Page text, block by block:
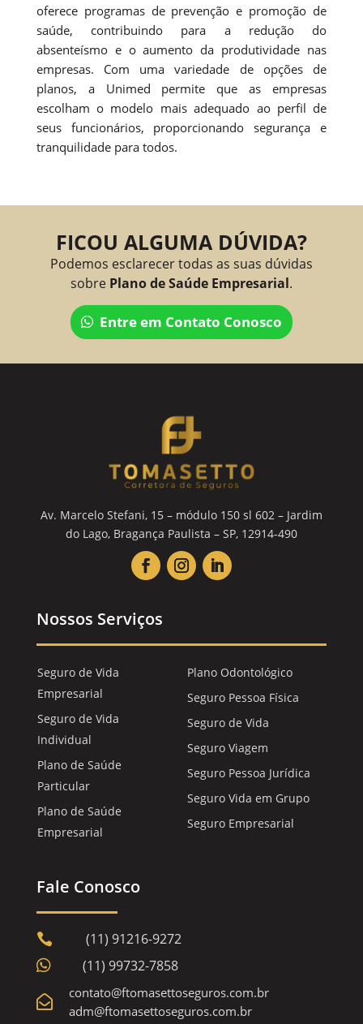
oferece programas de prevenção e promoção de
saúde, contribuindo para a redução do
absenteísmo e o aumento da produtividade nas
empresas. Com uma variedade de opções de
planos, a Unimed permite que as empresas
escolham o modelo mais adequado ao perfil de
seus funcionários, proporcionando segurança e
tranquilidade para todos.
FICOU ALGUMA DÚVIDA?
Podemos esclarecer todas as suas dúvidas
sobre Plano de Saúde Empresarial.
Entre em Contato Conosco
Av. Marcelo Stefani, 15 – módulo 150 sl 602 – Jardim
do Lago, Bragança Paulista – SP, 12914-490
Nossos Serviços
Seguro de Vida
Empresarial
Seguro de Vida
Individual
Plano de Saúde
Particular
Plano de Saúde
Empresarial
Plano Odontológico
Seguro Pessoa Física
Seguro de Vida
Seguro Viagem
Seguro Pessoa Jurídica
Seguro Vida em Grupo
Seguro Empresarial
Fale Conosco
 (11) 91216-9272
 (11) 99732-7858

contato@ftomasettoseguros.com.br
adm@ftomasettoseguros.com.br